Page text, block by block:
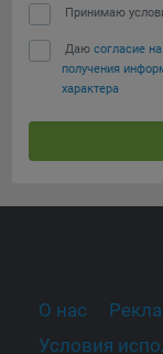
Принимаю
Даю согласие
получения
характера
О нас
Условия